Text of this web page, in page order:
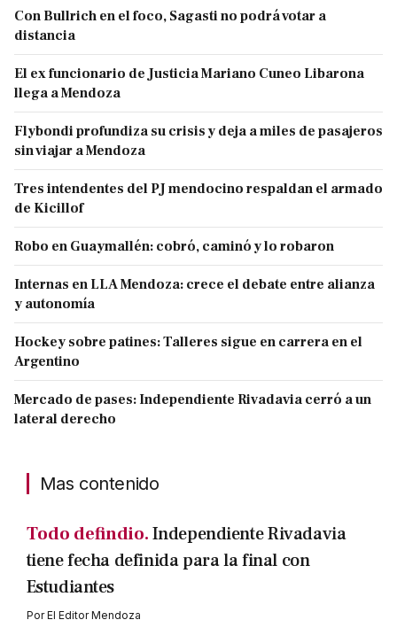
Con Bullrich en el foco, Sagasti no podrá votar a
distancia
El ex funcionario de Justicia Mariano Cuneo Libarona
llega a Mendoza
Flybondi profundiza su crisis y deja a miles de pasajeros
sin viajar a Mendoza
Tres intendentes del PJ mendocino respaldan el armado
de Kicillof
Robo en Guaymallén: cobró, caminó y lo robaron
Internas en LLA Mendoza: crece el debate entre alianza
y autonomía
Hockey sobre patines: Talleres sigue en carrera en el
Argentino
Mercado de pases: Independiente Rivadavia cerró a un
lateral derecho
Mas contenido
Todo defindio.Independiente Rivadavia
tiene fecha definida para la final con
Estudiantes
PorEl Editor Mendoza